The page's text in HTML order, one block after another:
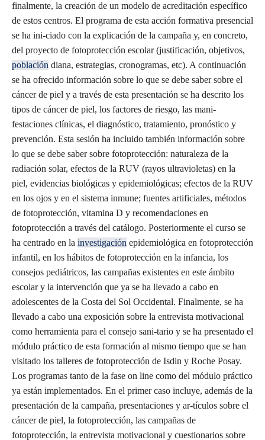
finalmente, la creación de un modelo de acreditación específico
de estos centros. El programa de esta acción formativa presencial
se ha ini-ciado con la explicación de la campaña y, en concreto,
del proyecto de fotoprotección escolar (justificación, objetivos,
población diana, estrategias, cronogramas, etc). A continuación
se ha ofrecido información sobre lo que se debe saber sobre el
cáncer de piel y a través de esta presentación se ha descrito los
tipos de cáncer de piel, los factores de riesgo, las mani-
festaciones clínicas, el diagnóstico, tratamiento, pronóstico y
prevención. Esta sesión ha incluido también información sobre
lo que se debe saber sobre fotoprotección: naturaleza de la
radiación solar, efectos de la RUV (rayos ultravioletas) en la
piel, evidencias biológicas y epidemiológicas; efectos de la RUV
en los ojos y en el sistema inmune; fuentes artificiales, métodos
de fotoprotección, vitamina D y recomendaciones en
fotoprotección a través del catálogo. Posteriormente el curso se
ha centrado en la investigación epidemiológica en fotoprotección
infantil, en los hábitos de fotoprotección en la infancia, los
consejos pediátricos, las campañas existentes en este ámbito
escolar y la intervención que ya se ha llevado a cabo en
adolescentes de la Costa del Sol Occidental. Finalmente, se ha
llevado a cabo una exposición sobre la entrevista motivacional
como herramienta para el consejo sani-tario y se ha presentado el
módulo práctico de esta formación al mismo tiempo que se han
visitado los talleres de fotoprotección de Isdin y Roche Posay.
Los programas tanto de la fase on line como del módulo práctico
ya están implementados. En el primer caso incluye, además de la
presentación de la campaña, presentaciones y ar-tículos sobre el
cáncer de piel, la fotoprotección, las campañas de
fotoprotección, la entrevista motivacional y cuestionarios sobre